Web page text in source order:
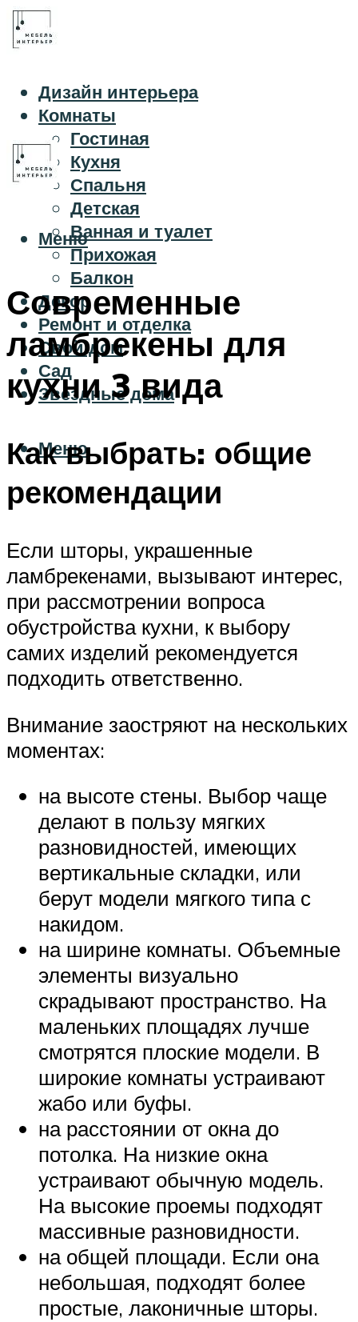
Дизайн интерьера
Комнаты
Гостиная
Кухня
Спальня
Детская
Ванная и туалет
Прихожая
Балкон
Декор
Ремонт и отделка
Свой дом
Сад
Звездные дома
Меню
Меню
Современные
ламбрекены для
кухни 3 вида
Как выбрать: общие
рекомендации
Если шторы, украшенные
ламбрекенами, вызывают интерес,
при рассмотрении вопроса
обустройства кухни, к выбору
самих изделий рекомендуется
подходить ответственно.
Внимание заостряют на нескольких
моментах:
на высоте стены. Выбор чаще
делают в пользу мягких
разновидностей, имеющих
вертикальные складки, или
берут модели мягкого типа с
накидом.
на ширине комнаты. Объемные
элементы визуально
скрадывают пространство. На
маленьких площадях лучше
смотрятся плоские модели. В
широкие комнаты устраивают
жабо или буфы.
на расстоянии от окна до
потолка. На низкие окна
устраивают обычную модель.
На высокие проемы подходят
массивные разновидности.
на общей площади. Если она
небольшая, подходят более
простые, лаконичные шторы.